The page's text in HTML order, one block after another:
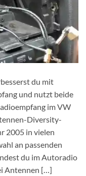
du mit
und nutzt beide
im VW
Diversity-
2005 in vielen
an passenden
du im Autoradio
Antennen […]